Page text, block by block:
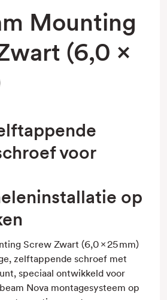
Mounting
(6,0 ×
voor
op
Screw Zwart (6,0 × 25 mm)
zelftappende schroef met
speciaal ontwikkeld voor
Nova montagesysteem op